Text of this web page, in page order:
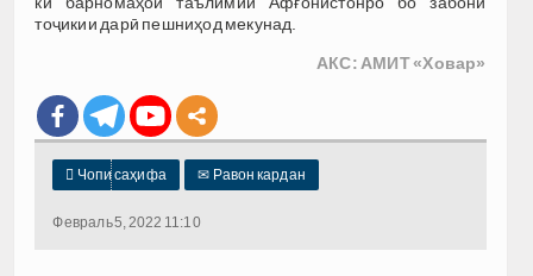
тоҷикии дарӣ пешниҳод мекунад.
АКС: АМИТ«Ховар»
 Чопи саҳифа ✉ Равон кардан
Февраль 5, 2022 11:10